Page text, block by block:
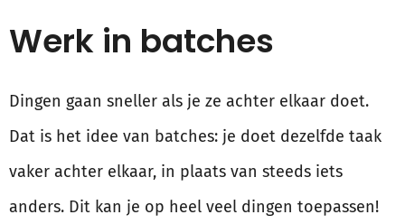
Werk in batches
Dingen gaan sneller als je ze achter elkaar doet.
Dat is het idee van batches: je doet dezelfde taak
vaker achter elkaar, in plaats van steeds iets
anders. Dit kan je op heel veel dingen toepassen!